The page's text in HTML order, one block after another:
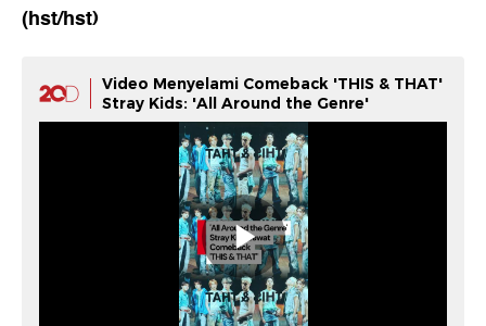
(hst/hst)
Video Menyelami Comeback 'THIS & THAT'
Stray Kids: 'All Around the Genre'